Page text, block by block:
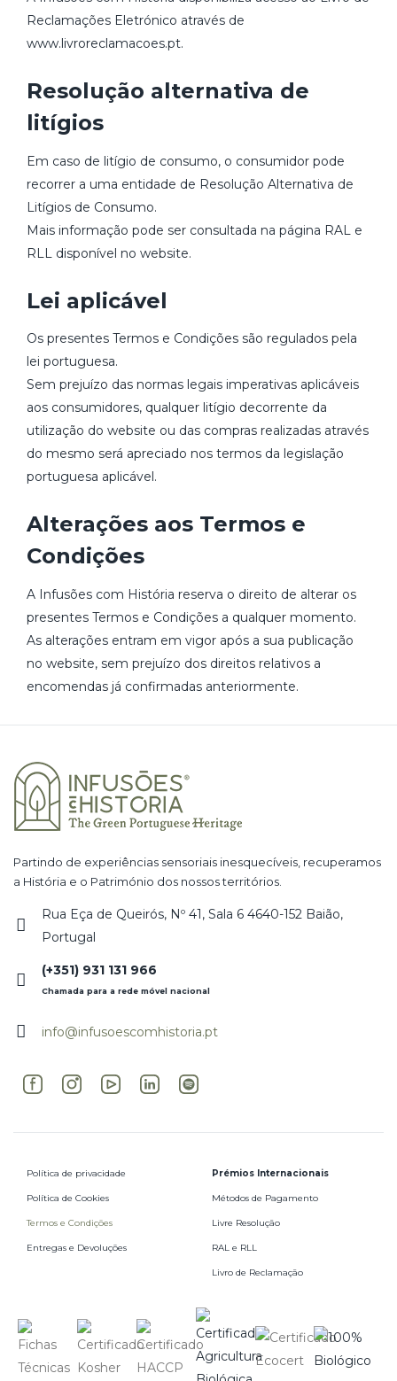
Reclamações Eletrónico através de
www.livroreclamacoes.pt.
Resolução alternativa de
litígios
Em caso de litígio de consumo, o consumidor pode
recorrer a uma entidade de Resolução Alternativa de
Litígios de Consumo.
Mais informação pode ser consultada na página RAL e
RLL disponível no website.
Lei aplicável
Os presentes Termos e Condições são regulados pela
lei portuguesa.
Sem prejuízo das normas legais imperativas aplicáveis
aos consumidores, qualquer litígio decorrente da
utilização do website ou das compras realizadas através
do mesmo será apreciado nos termos da legislação
portuguesa aplicável.
Alterações aos Termos e
Condições
A Infusões com História reserva o direito de alterar os
presentes Termos e Condições a qualquer momento.
As alterações entram em vigor após a sua publicação
no website, sem prejuízo dos direitos relativos a
encomendas já confirmadas anteriormente.
Partindo de experiências sensoriais inesquecíveis, recuperamos
a História e o Património dos nossos territórios.
Rua Eça de Queirós, Nº 41, Sala 6 4640-152 Baião,
Portugal
(+351) 931 131 966
Chamada para a rede móvel nacional
info@infusoescomhistoria.pt
Política de privacidade
Política de Cookies
Termos e Condições
Entregas e Devoluções
Prémios Internacionais
Métodos de Pagamento
Livre Resolução
RAL e RLL
Livro de Reclamação